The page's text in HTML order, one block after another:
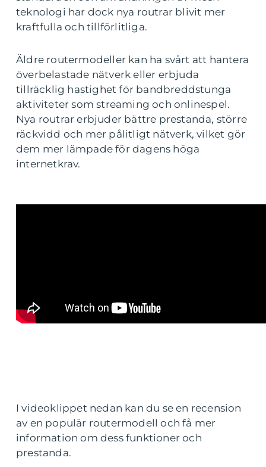
teknologi har dock nya routrar blivit mer
kraftfulla och tillförlitliga.
Äldre routermodeller kan ha svårt att hantera
överbelastade nätverk eller erbjuda
tillräcklig hastighet för bandbreddstunga
aktiviteter som streaming och onlinespel.
Nya routrar erbjuder bättre prestanda, större
räckvidd och mer pålitligt nätverk, vilket gör
dem mer lämpade för dagens höga
internetkrav.
I videoklippet nedan kan du se en recension
av en populär routermodell och få mer
information om dess funktioner och
prestanda.